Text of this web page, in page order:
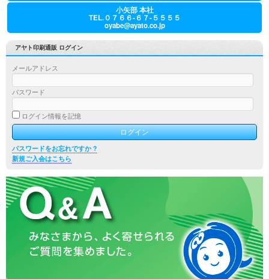
小矢部 本社
TEL.０７６６-６７-５５５５
oyabe@ayato.co.jp
アヤト印刷通販 ログイン
メールアドレス
パスワード
ログイン情報を記憶
パスワードをお忘れですか ?
新規ご入会はこちら